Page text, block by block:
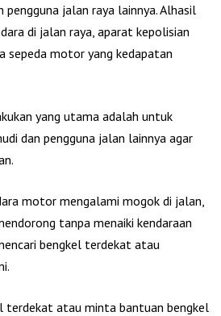
pengguna jalan raya lainnya. Alhasil
di jalan raya, aparat kepolisian
sepeda motor yang kedapatan
yang utama adalah untuk
dan pengguna jalan lainnya agar
motor mengalami mogok di jalan,
tanpa menaiki kendaraan
bengkel terdekat atau
terdekat atau minta bantuan bengkel